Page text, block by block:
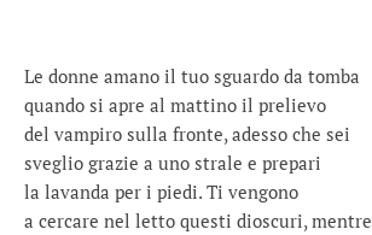
Le donne amano il tuo sguardo da tomba
quando si apre al mattino il prelievo
del vampiro sulla fronte, adesso che sei
sveglio grazie a uno strale e prepari
la lavanda per i piedi. Ti vengono
a cercare nel letto questi dioscuri, mentre